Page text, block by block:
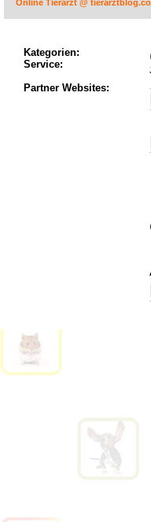
Online Tierarzt @
Kategorien:
Service:
Partner Websites: